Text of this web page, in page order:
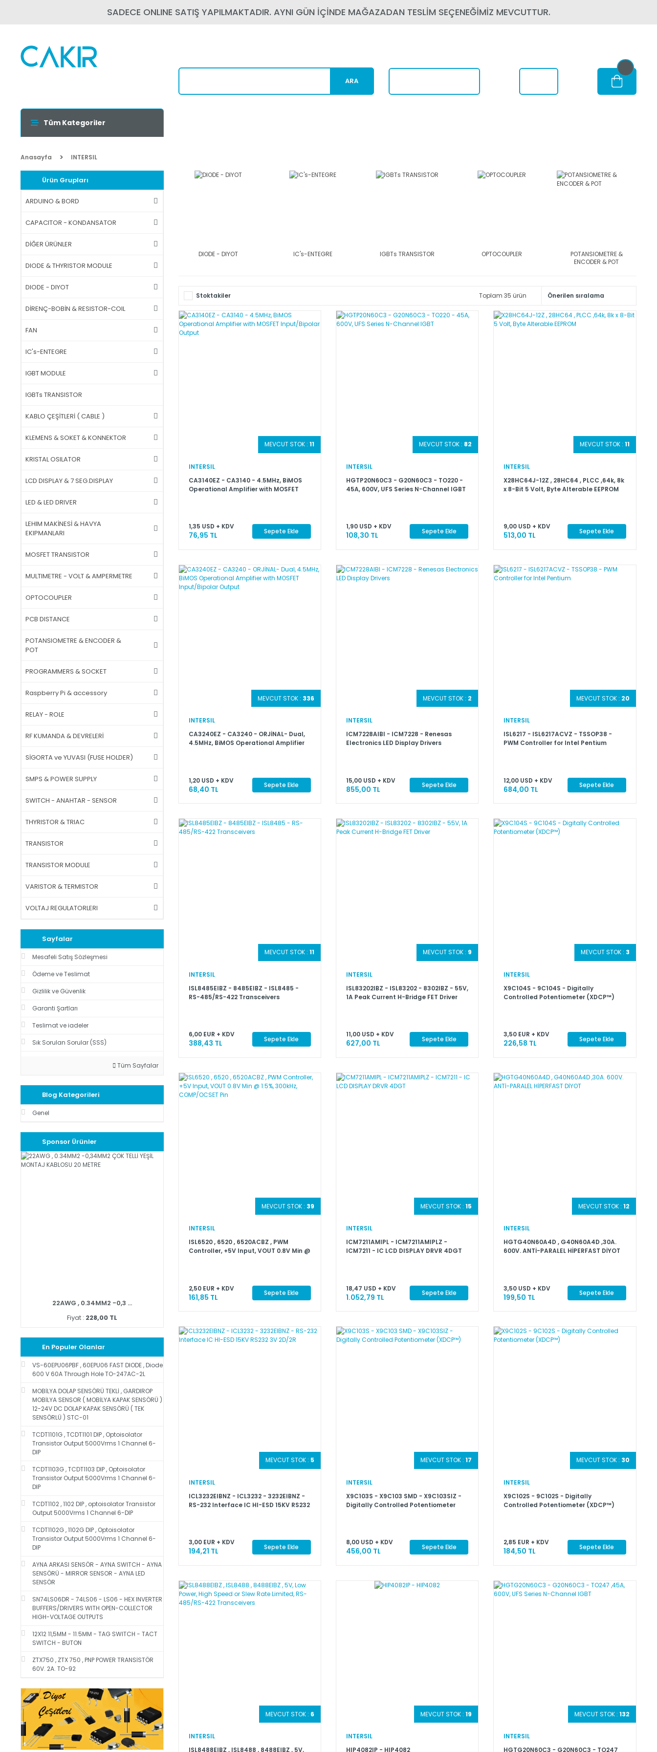
SADECE ONLINE SATIŞ YAPILMAKTADIR. AYNI GÜN İÇİNDE MAĞAZADAN TESLİM SEÇENEĞİMİZ MEVCUTTUR.
ARA
Tüm Kategoriler
Anasayfa INTERSIL
Ürün Grupları
ARDUINO & BORD
CAPACITOR - KONDANSATOR
DİĞER ÜRÜNLER
DIODE & THYRISTOR MODULE
DIODE - DIYOT
DİRENÇ-BOBİN & RESISTOR-COIL
FAN
IC's-ENTEGRE
IGBT MODULE
IGBTs TRANSISTOR
KABLO ÇEŞİTLERİ ( CABLE )
KLEMENS & SOKET & KONNEKTOR
KRISTAL OSILATOR
LCD DISPLAY & 7 SEG.DISPLAY
LED & LED DRIVER
LEHIM MAKİNESİ & HAVYA
EKIPMANLARI
MOSFET TRANSISTOR
MULTIMETRE - VOLT & AMPERMETRE
OPTOCOUPLER
PCB DISTANCE
POTANSIOMETRE & ENCODER &
POT
PROGRAMMERS & SOCKET
Raspberry Pi & accessory
RELAY - ROLE
RF KUMANDA & DEVRELERİ
SİGORTA ve YUVASI (FUSE HOLDER)
SMPS & POWER SUPPLY
SWITCH - ANAHTAR - SENSOR
THYRISTOR & TRIAC
TRANSISTOR
TRANSISTOR MODULE
VARISTOR & TERMISTOR
VOLTAJ REGULATORLERI
Sayfalar
Mesafeli Satış Sözleşmesi
Ödeme ve Teslimat
Gizlilik ve Güvenlik
Garanti Şartları
Teslimat ve iadeler
Sık Sorulan Sorular (SSS)
Tüm Sayfalar
Blog Kategorileri
Genel
Sponsor Ürünler
22AWG , 0.34MM2 -0,3 ...
Fiyat : 228,00 TL
En Populer Olanlar
VS-60EPU06PBF , 60EPU06 FAST DIODE , Diode
600 V 60A Through Hole TO-247AC-2L
MOBİLYA DOLAP SENSÖRÜ TEKLİ , GARDIROP
MOBİLYA SENSOR ( MOBİLYA KAPAK SENSÖRÜ )
12-24V DC DOLAP KAPAK SENSÖRÜ ( TEK
SENSÖRLÜ ) STC-01
TCDT1101G , TCDT1101 DIP , Optoisolator
Transistor Output 5000Vrms 1 Channel 6-
DIP
TCDT1103G , TCDT1103 DIP , Optoisolator
Transistor Output 5000Vrms 1 Channel 6-
DIP
TCDT1102 , 1102 DIP , optoisolator Transistor
Output 5000Vrms 1 Channel 6-DIP
TCDT1102G , 1102G DIP , Optoisolator
Transistor Output 5000Vrms 1 Channel 6-
DIP
AYNA ARKASI SENSÖR - AYNA SWITCH - AYNA
SENSÖRÜ - MIRROR SENSOR - AYNA LED
SENSÖR
SN74LS06DR - 74LS06 - LS06 - HEX INVERTER
BUFFERS/DRIVERS WITH OPEN-COLLECTOR
HIGH-VOLTAGE OUTPUTS
12X12 11,5MM - 11.5MM - TAG SWITCH - TACT
SWITCH - BUTON
ZTX750 , ZTX 750 , PNP POWER TRANSİSTÖR
60V. 2A. TO-92
DIODE - DIYOT IC's-ENTEGRE IGBTs TRANSISTOR OPTOCOUPLER
POTANSIOMETRE &
ENCODER & POT
Stoktakiler Toplam 35 ürün
MEVCUT STOK : 11
INTERSIL
CA3140EZ - CA3140 - 4.5MHz, BiMOS
Operational Amplifier with MOSFET
1,35 USD + KDV
76,95 TL Sepete Ekle
MEVCUT STOK : 82
INTERSIL
HGTP20N60C3 - G20N60C3 - TO220 -
45A, 600V, UFS Series N-Channel IGBT
1,90 USD + KDV
108,30 TL Sepete Ekle
MEVCUT STOK : 11
INTERSIL
X28HC64J-12Z , 28HC64 , PLCC ,64k, 8k
x 8-Bit 5 Volt, Byte Alterable EEPROM
9,00 USD + KDV
513,00 TL Sepete Ekle
MEVCUT STOK : 336
INTERSIL
CA3240EZ - CA3240 - ORJİNAL- Dual,
4.5MHz, BiMOS Operational Amplifier
1,20 USD + KDV
68,40 TL Sepete Ekle
MEVCUT STOK : 2
INTERSIL
ICM7228AIBI - ICM7228 - Renesas
Electronics LED Display Drivers
15,00 USD + KDV
855,00 TL Sepete Ekle
MEVCUT STOK : 20
INTERSIL
ISL6217 - ISL6217ACVZ - TSSOP38 -
PWM Controller for Intel Pentium
12,00 USD + KDV
684,00 TL Sepete Ekle
MEVCUT STOK : 11
INTERSIL
ISL8485EIBZ - 8485EIBZ - ISL8485 -
RS-485/RS-422 Transceivers
6,00 EUR + KDV
388,43 TL Sepete Ekle
MEVCUT STOK : 9
INTERSIL
ISL83202IBZ - ISL83202 - 8302IBZ - 55V,
1A Peak Current H-Bridge FET Driver
11,00 USD + KDV
627,00 TL Sepete Ekle
MEVCUT STOK : 3
INTERSIL
X9C104S - 9C104S - Digitally
Controlled Potentiometer (XDCP™)
3,50 EUR + KDV
226,58 TL Sepete Ekle
MEVCUT STOK : 39
INTERSIL
ISL6520 , 6520 , 6520ACBZ , PWM
Controller, +5V Input, VOUT 0.8V Min @
2,50 EUR + KDV
161,85 TL Sepete Ekle
MEVCUT STOK :15
INTERSIL
ICM7211AMIPL - ICM7211AMIPLZ -
ICM7211 - IC LCD DISPLAY DRVR 4DGT
18,47 USD + KDV
1.052,79 TL Sepete Ekle
MEVCUT STOK : 12
INTERSIL
HGTG40N60A4D , G40N60A4D ,30A.
600V. ANTİ-PARALEL HİPERFAST DİYOT
3,50 USD + KDV
199,50 TL Sepete Ekle
MEVCUT STOK : 5
INTERSIL
ICL3232EIBNZ - ICL3232 - 3232EIBNZ -
RS-232 Interface IC HI-ESD 15KV RS232
3,00 EUR + KDV
194,21 TL Sepete Ekle
MEVCUT STOK :17
INTERSIL
X9C103S - X9C103 SMD - X9C103SIZ -
Digitally Controlled Potentiometer
8,00 USD + KDV
456,00 TL Sepete Ekle
MEVCUT STOK : 30
INTERSIL
X9C102S - 9C102S - Digitally
Controlled Potentiometer (XDCP™)
2,85 EUR + KDV
184,50 TL Sepete Ekle
MEVCUT STOK : 6
INTERSIL
ISL8488EIBZ , ISL8488 , 8488EIBZ , 5V,
MEVCUT STOK :19
INTERSIL
HIP4082IP - HIP4082
MEVCUT STOK : 132
INTERSIL
HGTG20N60C3 - G20N60C3 - TO247